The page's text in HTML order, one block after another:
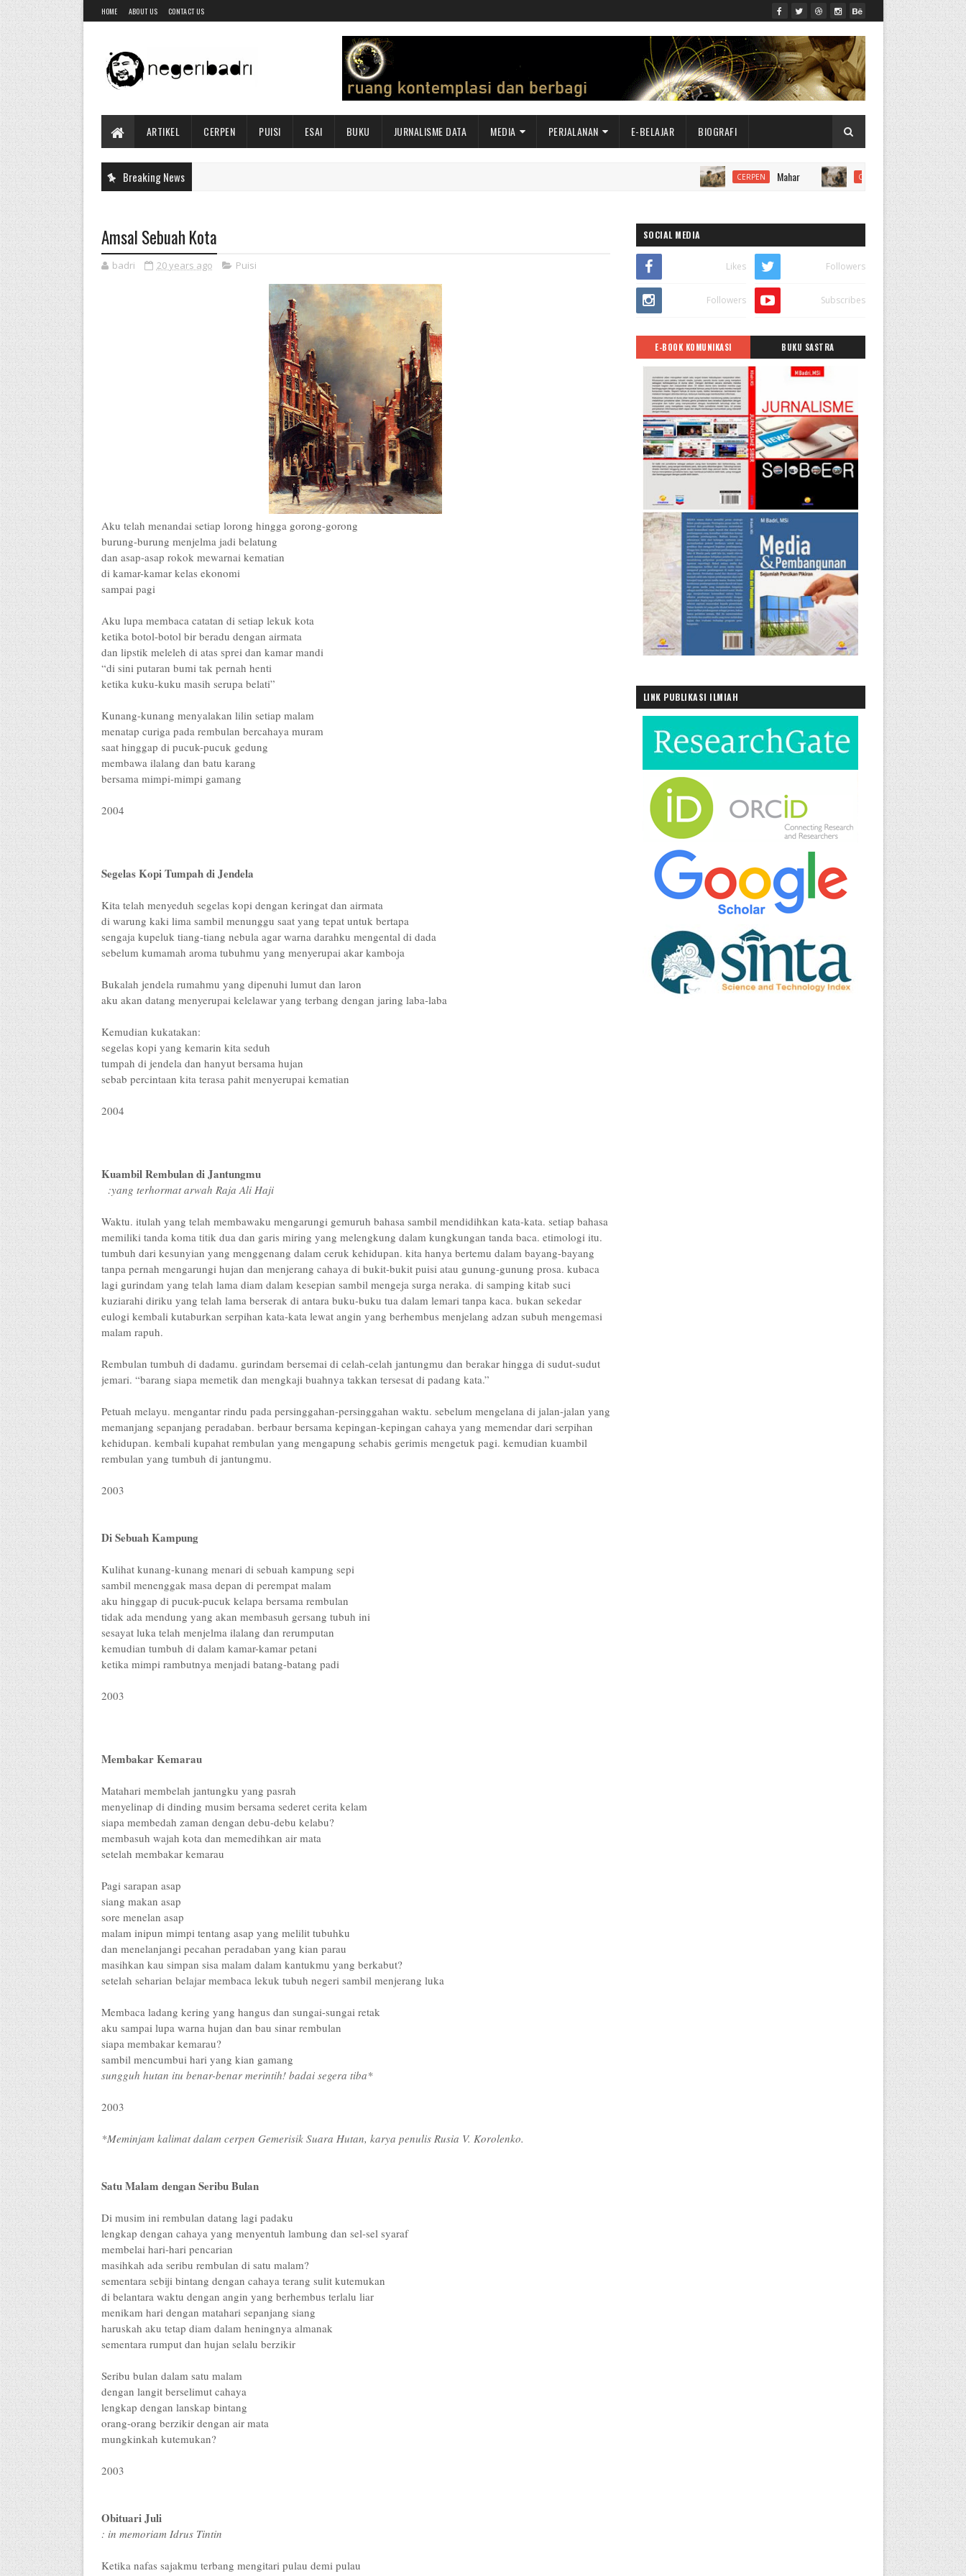
HOME ABOUT US CONTACT US
ARTIKEL CERPEN PUISI ESAI BUKU JURNALISME DATA MEDIA PERJALANAN E-BELAJAR BIOGRAFI
Breaking News CERPEN Mahar CERPEN Bulan Kabut
Amsal Sebuah Kota
badri 20 years ago Puisi
Aku telah menandai setiap lorong hingga gorong-gorong
burung-burung menjelma jadi belatung
dan asap-asap rokok mewarnai kematian
di kamar-kamar kelas ekonomi
sampai pagi
Aku lupa membaca catatan di setiap lekuk kota
ketika botol-botol bir beradu dengan airmata
dan lipstik meleleh di atas sprei dan kamar mandi
“di sini putaran bumi tak pernah henti
ketika kuku-kuku masih serupa belati”
Kunang-kunang menyalakan lilin setiap malam
menatap curiga pada rembulan bercahaya muram
saat hinggap di pucuk-pucuk gedung
membawa ilalang dan batu karang
bersama mimpi-mimpi gamang
2004
Segelas Kopi Tumpah di Jendela
Kita telah menyeduh segelas kopi dengan keringat dan airmata
di warung kaki lima sambil menunggu saat yang tepat untuk bertapa
sengaja kupeluk tiang-tiang nebula agar warna darahku mengental di dada
sebelum kumamah aroma tubuhmu yang menyerupai akar kamboja
Bukalah jendela rumahmu yang dipenuhi lumut dan laron
aku akan datang menyerupai kelelawar yang terbang dengan jaring laba-laba
Kemudian kukatakan:
segelas kopi yang kemarin kita seduh
tumpah di jendela dan hanyut bersama hujan
sebab percintaan kita terasa pahit menyerupai kematian
2004
Kuambil Rembulan di Jantungmu
:yang terhormat arwah Raja Ali Haji
Waktu. itulah yang telah membawaku mengarungi gemuruh bahasa sambil mendidihkan kata-kata. setiap bahasa
memiliki tanda koma titik dua dan garis miring yang melengkung dalam kungkungan tanda baca. etimologi itu.
tumbuh dari kesunyian yang menggenang dalam ceruk kehidupan. kita hanya bertemu dalam bayang-bayang
tanpa pernah mengarungi hujan dan menjerang cahaya di bukit-bukit puisi atau gunung-gunung prosa. kubaca
lagi gurindam yang telah lama diam dalam kesepian sambil mengeja surga neraka. di samping kitab suci
kuziarahi diriku yang telah lama berserak di antara buku-buku tua dalam lemari tanpa kaca. bukan sekedar
eulogi kembali kutaburkan serpihan kata-kata lewat angin yang berhembus menjelang adzan subuh mengemasi
malam rapuh.
Rembulan tumbuh di dadamu. gurindam bersemai di celah-celah jantungmu dan berakar hingga di sudut-sudut
jemari. “barang siapa memetik dan mengkaji buahnya takkan tersesat di padang kata.”
Petuah melayu. mengantar rindu pada persinggahan-persinggahan waktu. sebelum mengelana di jalan-jalan yang
memanjang sepanjang peradaban. berbaur bersama kepingan-kepingan cahaya yang memendar dari serpihan
kehidupan. kembali kupahat rembulan yang mengapung sehabis gerimis mengetuk pagi. kemudian kuambil
rembulan yang tumbuh di jantungmu.
2003
Di Sebuah Kampung
Kulihat kunang-kunang menari di sebuah kampung sepi
sambil menenggak masa depan di perempat malam
aku hinggap di pucuk-pucuk kelapa bersama rembulan
tidak ada mendung yang akan membasuh gersang tubuh ini
sesayat luka telah menjelma ilalang dan rerumputan
kemudian tumbuh di dalam kamar-kamar petani
ketika mimpi rambutnya menjadi batang-batang padi
2003
Membakar Kemarau
Matahari membelah jantungku yang pasrah
menyelinap di dinding musim bersama sederet cerita kelam
siapa membedah zaman dengan debu-debu kelabu?
membasuh wajah kota dan memedihkan air mata
setelah membakar kemarau
Pagi sarapan asap
siang makan asap
sore menelan asap
malam inipun mimpi tentang asap yang melilit tubuhku
dan menelanjangi pecahan peradaban yang kian parau
masihkan kau simpan sisa malam dalam kantukmu yang berkabut?
setelah seharian belajar membaca lekuk tubuh negeri sambil menjerang luka
Membaca ladang kering yang hangus dan sungai-sungai retak
aku sampai lupa warna hujan dan bau sinar rembulan
siapa membakar kemarau?
sambil mencumbui hari yang kian gamang
sungguh hutan itu benar-benar merintih! badai segera tiba*
2003
*Meminjam kalimat dalam cerpen Gemerisik Suara Hutan, karya penulis Rusia V. Korolenko.
Satu Malam dengan Seribu Bulan
Di musim ini rembulan datang lagi padaku
lengkap dengan cahaya yang menyentuh lambung dan sel-sel syaraf
membelai hari-hari pencarian
masihkah ada seribu rembulan di satu malam?
sementara sebiji bintang dengan cahaya terang sulit kutemukan
di belantara waktu dengan angin yang berhembus terlalu liar
menikam hari dengan matahari sepanjang siang
haruskah aku tetap diam dalam heningnya almanak
sementara rumput dan hujan selalu berzikir
Seribu bulan dalam satu malam
dengan langit berselimut cahaya
lengkap dengan lanskap bintang
orang-orang berzikir dengan air mata
mungkinkah kutemukan?
2003
Obituari Juli
: in memoriam Idrus Tintin
Ketika nafas sajakmu terbang mengitari pulau demi pulau
SOCIAL MEDIA
Likes Followers
Followers Subscribes
E-BOOK KOMUNIKASI BUKU SASTRA
LINK PUBLIKASI ILMIAH